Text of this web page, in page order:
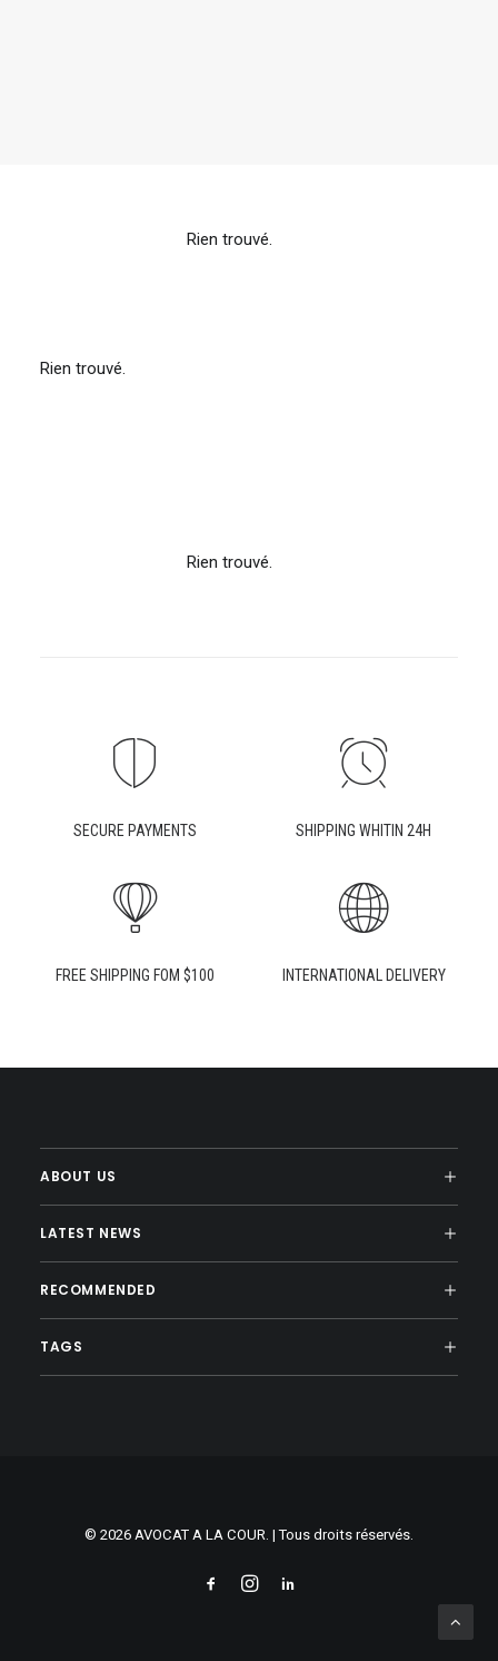
Rien trouvé.
Rien trouvé.
Rien trouvé.
SECURE PAYMENTS SHIPPING WHITIN 24H
FREE SHIPPING FOM $100 INTERNATIONAL DELIVERY
ABOUT US
LATEST NEWS
RECOMMENDED
TAGS
© 2026 AVOCAT A LA COUR. | Tous droits réservés.